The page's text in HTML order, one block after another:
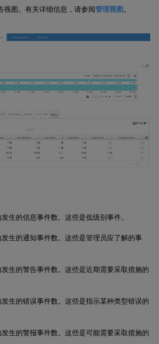
视图。有关详细信息，请参阅管理视图 。
发生的信息事件数。这些是低级别事件。
发生的通知事件数。这些是管理员应了解的事
发生的警告事件数。这些是近期需要采取措施的
发生的错误事件数。这些是指示某种类型错误的
发生的警报事件数。这些是可能需要采取措施的